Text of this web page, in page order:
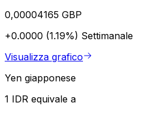
0,00004165 GBP
+0.0000 (1.19%) Settimanale
Visualizza grafico
Yen giapponese
1 IDR equivale a